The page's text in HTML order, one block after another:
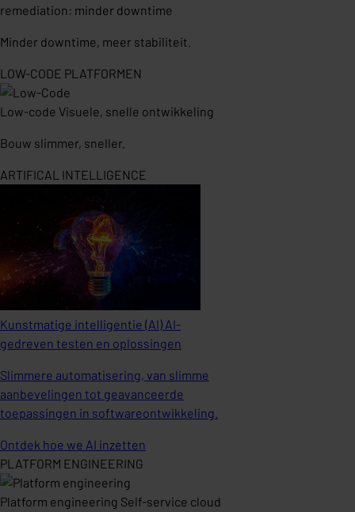
remediation: minder downtime
Minder downtime, meer stabiliteit.
LOW-CODE PLATFORMEN
Low-code Visuele, snelle ontwikkeling
Bouw slimmer, sneller.
ARTIFICAL INTELLIGENCE
Kunstmatige intelligentie (AI) AI-
gedreven testen en oplossingen
Slimmere automatisering, van slimme
aanbevelingen tot geavanceerde
toepassingen in softwareontwikkeling.
Ontdek hoe we AI inzetten
PLATFORM ENGINEERING
Platform engineering Self-service cloud